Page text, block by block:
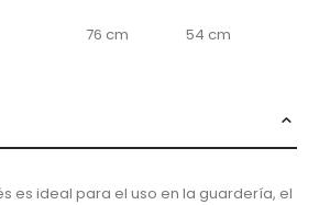
76 cm 54 cm
es ideal para el uso en la guardería, el